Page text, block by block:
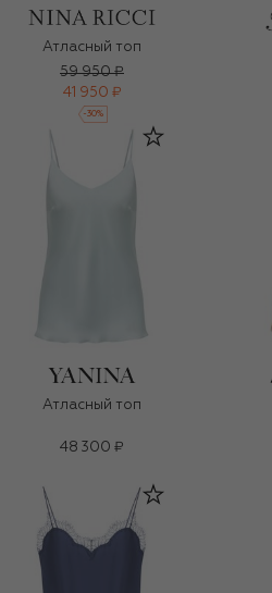
Атласный топ
59 950 ₽
41 950 ₽
-30%
Атласный топ
48 300 ₽